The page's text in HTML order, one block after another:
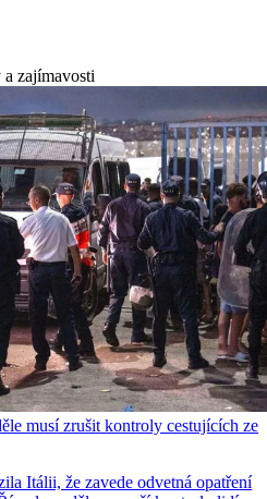
zajímavosti
musí zrušit kontroly cestujících ze
Itálii, že zavede odvetná opatření